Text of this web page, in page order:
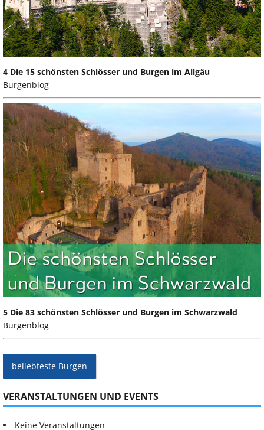
4 Die 15 schönsten Schlösser und Burgen im Allgäu
Burgenblog
5 Die 83 schönsten Schlösser und Burgen im Schwarzwald
Burgenblog
beliebteste Burgen
VERANSTALTUNGEN UND EVENTS
Keine Veranstaltungen